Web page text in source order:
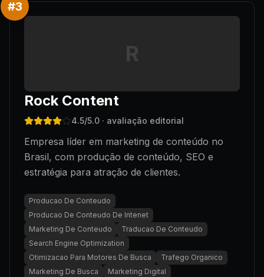
#3
R
Rock Content
4.5/5.0 · avaliação editorial
Empresa líder em marketing de conteúdo no
Brasil, com produção de conteúdo, SEO e
estratégia para atração de clientes.
Producao De Conteudo
Producao De Conteudo De Intenet
Marketing De Conteudo
Traducao De Conteudo
Search Engine Optimization
Otimizacao Para Motores De Busca
Trafego Organico
Marketing De Busca
Marketing Digital